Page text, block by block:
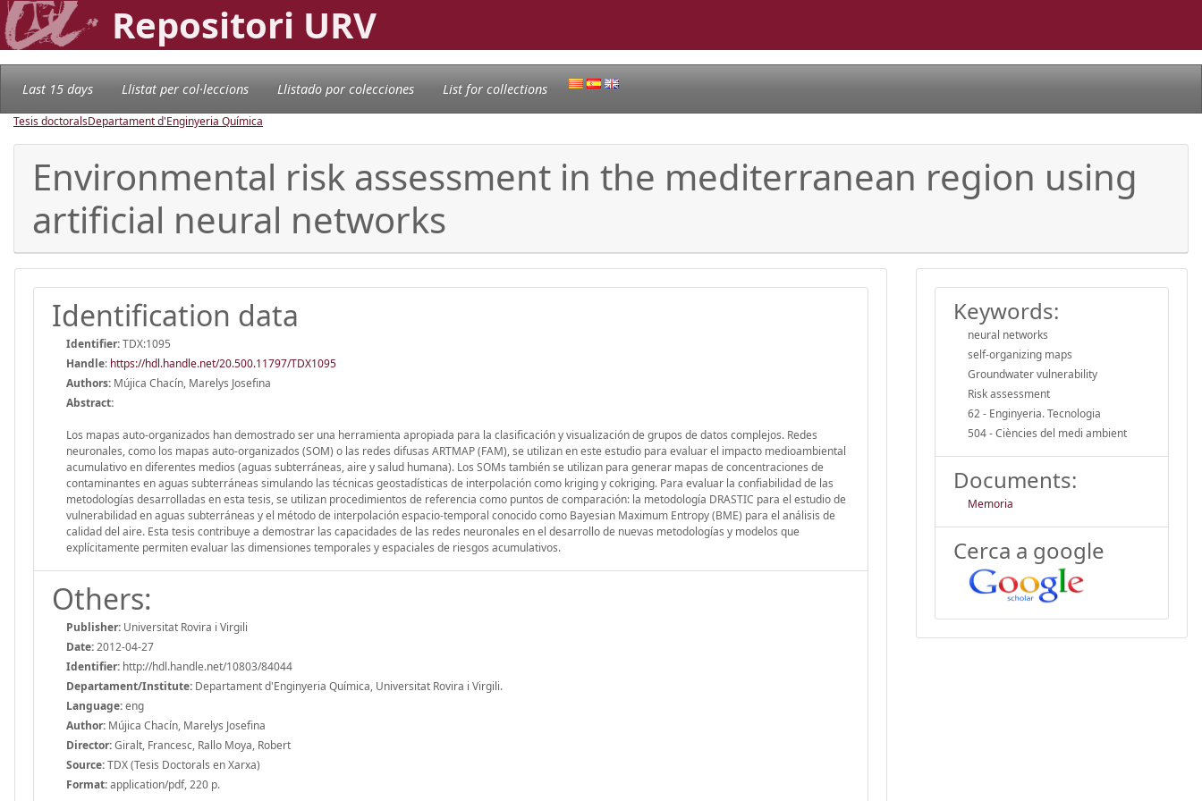
Repositori URV
Last 15 days Llistat per col·leccions Llistado por colecciones List for collections
Tesis doctoralsDepartament d'Enginyeria Química
Environmental risk assessment in the mediterranean region using
artificial neural networks
Identification data
Identifier:TDX:1095
Handle: https://hdl.handle.net/20.500.11797/TDX1095
Authors: Mújica Chacín, Marelys Josefina
Abstract:
Los mapas auto-organizados han demostrado ser una herramienta apropiada para la clasificación y visualización de grupos de datos complejos. Redes
neuronales, como los mapas auto-organizados (SOM) o las redes difusas ARTMAP (FAM), se utilizan en este estudio para evaluar el impacto medioambiental
acumulativo en diferentes medios (aguas subterráneas, aire y salud humana). Los SOMs también se utilizan para generar mapas de concentraciones de
contaminantes en aguas subterráneas simulando las técnicas geostadísticas de interpolación como kriging y cokriging. Para evaluar la confiabilidad de las
metodologías desarrolladas en esta tesis, se utilizan procedimientos de referencia como puntos de comparación: la metodología DRASTIC para el estudio de
vulnerabilidad en aguas subterráneas y el método de interpolación espacio-temporal conocido como Bayesian Maximum Entropy (BME) para el análisis de
calidad del aire. Esta tesis contribuye a demostrar las capacidades de las redes neuronales en el desarrollo de nuevas metodologías y modelos que
explícitamente permiten evaluar las dimensiones temporales y espaciales de riesgos acumulativos.
Others:
Publisher: Universitat Rovira i Virgili
Date:2012-04-27
Identifier: http://hdl.handle.net/10803/84044
Departament/Institute: Departament d'Enginyeria Química, Universitat Rovira i Virgili.
Language:eng
Author: Mújica Chacín, Marelys Josefina
Director:Giralt, Francesc, Rallo Moya, Robert
Source:TDX (Tesis Doctorals en Xarxa)
Format:application/pdf, 220 p.
Keywords:
neural networks
self-organizing maps
Groundwater vulnerability
Risk assessment
62 - Enginyeria. Tecnologia
504 - Ciències del medi ambient
Documents:
Memoria
Cerca a google